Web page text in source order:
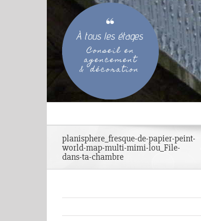
planisphere_fresque-de-papier-peint-
world-map-multi-mimi-lou_File-
dans-ta-chambre